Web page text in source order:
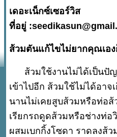
เดอะเน็กซ์เซอร์วิส
ที่อยู่
ส้วมตันแก้ไขไม่ยากคุณเอง
ส้วมใช้งานไม่ได้เป็นปัญ
เข้าไปอีก ส้วมใช้ไม่ได้อา
นานไม่เคยสูบส้วมหรือท่อ
เรียกรถดูดส้วมหรือช่างท่
ผสมเบกกิ้งโซดา ราดลงส้